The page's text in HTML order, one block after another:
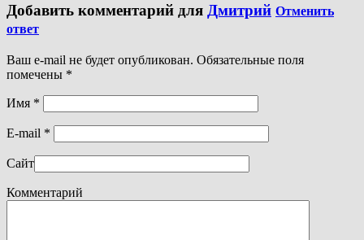
Добавить комментарий для Дмитрий Отменить
ответ
Ваш e-mail не будет опубликован. Обязательные поля
помечены *
Имя *
E-mail *
Сайт
Комментарий